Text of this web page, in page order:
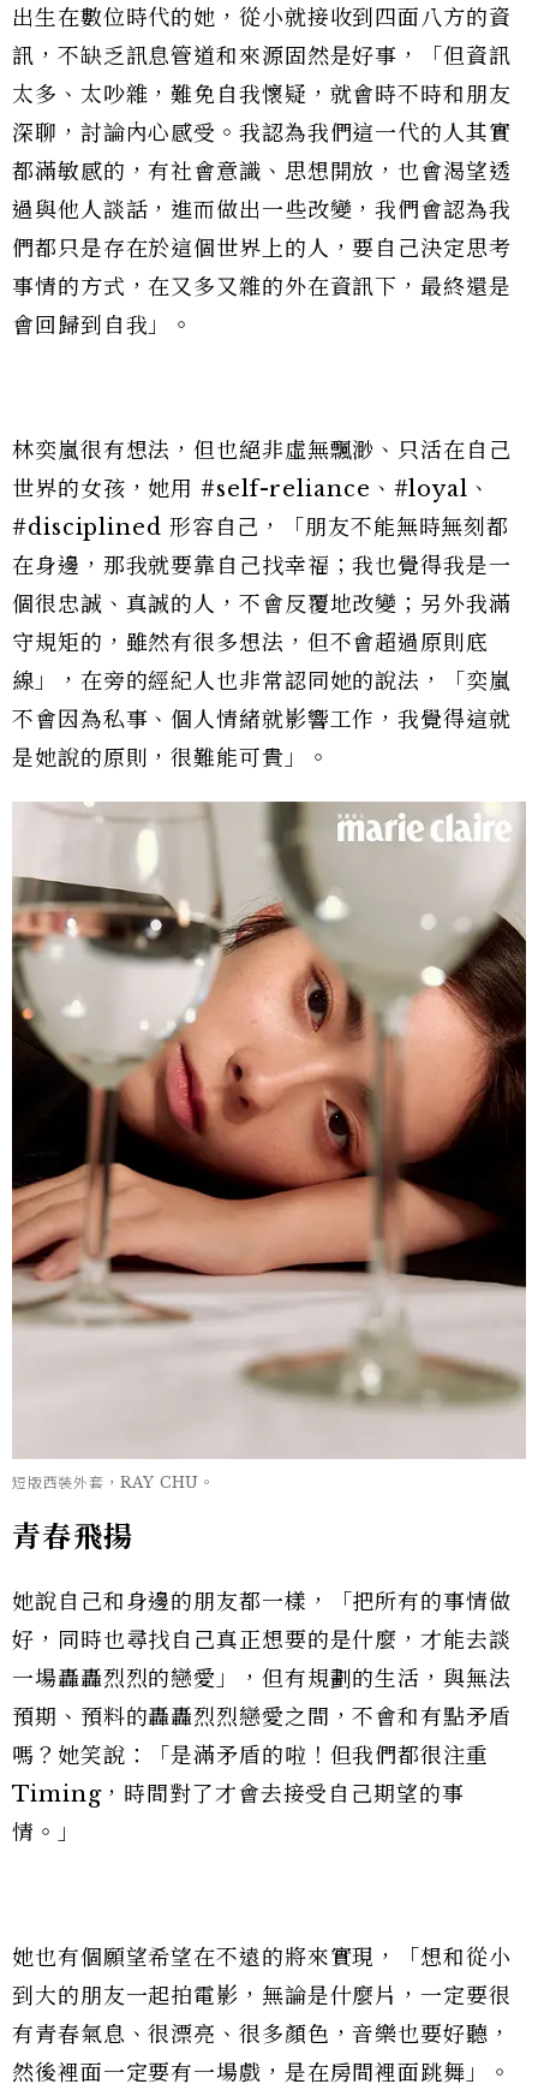
出生在數位時代的她，從小就接收到四面八方的資
訊，不缺乏訊息管道和來源固然是好事，「但資訊
太多、太吵雜，難免自我懷疑，就會時不時和朋友
深聊，討論內心感受。我認為我們這一代的人其實
都滿敏感的，有社會意識、思想開放，也會渴望透
過與他人談話，進而做出一些改變，我們會認為我
們都只是存在於這個世界上的人，要自己決定思考
事情的方式，在又多又雜的外在資訊下，最終還是
會回歸到自我」。
林奕嵐很有想法，但也絕非虛無飄渺、只活在自己
世界的女孩，她用 #self-reliance、#loyal、
#disciplined 形容自己，「朋友不能無時無刻都
在身邊，那我就要靠自己找幸福；我也覺得我是一
個很忠誠、真誠的人，不會反覆地改變；另外我滿
守規矩的，雖然有很多想法，但不會超過原則底
線」，在旁的經紀人也非常認同她的說法，「奕嵐
不會因為私事、個人情緒就影響工作，我覺得這就
是她說的原則，很難能可貴」。
短版西裝外套，RAY CHU。
青春飛揚
她說自己和身邊的朋友都一樣，「把所有的事情做
好，同時也尋找自己真正想要的是什麼，才能去談
一場轟轟烈烈的戀愛」，但有規劃的生活，與無法
預期、預料的轟轟烈烈戀愛之間，不會和有點矛盾
嗎？她笑說：「是滿矛盾的啦！但我們都很注重
Timing，時間對了才會去接受自己期望的事
情。」
她也有個願望希望在不遠的將來實現，「想和從小
到大的朋友一起拍電影，無論是什麼片，一定要很
有青春氣息、很漂亮、很多顏色，音樂也要好聽，
然後裡面一定要有一場戲，是在房間裡面跳舞」。